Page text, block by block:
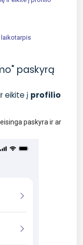
laikotarpis
paskyrą
eikite į profilio
paskyra ir ar